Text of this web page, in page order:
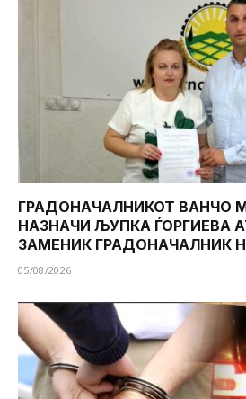
ГРАДОНАЧАЛНИКОТ ВАНЧО
НАЗНАЧИ ЉУПКА ЃОРГИЕВА
ЗАМЕНИК ГРАДОНАЧАЛНИК
05/08/2026